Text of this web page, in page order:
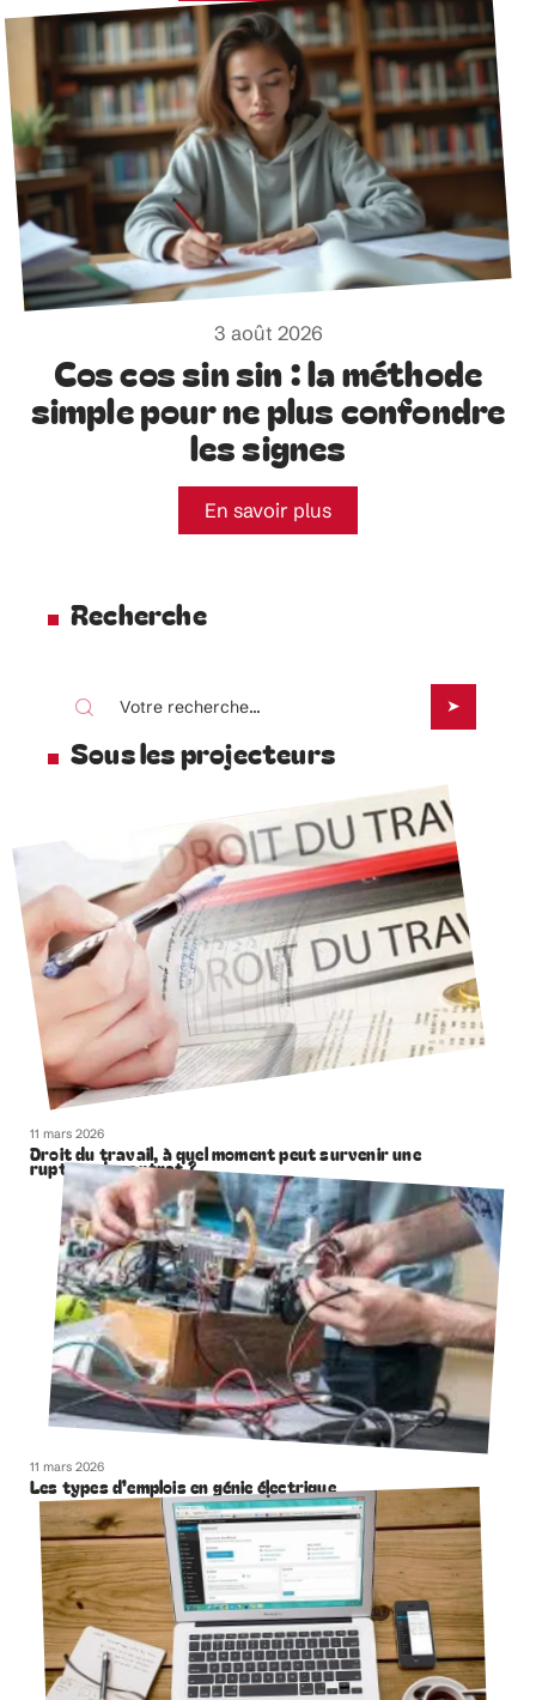
3 août 2026
Cos cos sin sin : la méthode
simple pour ne plus confondre
les signes
En savoir plus
Recherche
Sous les projecteurs
11 mars 2026
Droit du travail, à quel moment peut survenir une
rupture de contrat ?
11 mars 2026
Les types d’emplois en génie électrique